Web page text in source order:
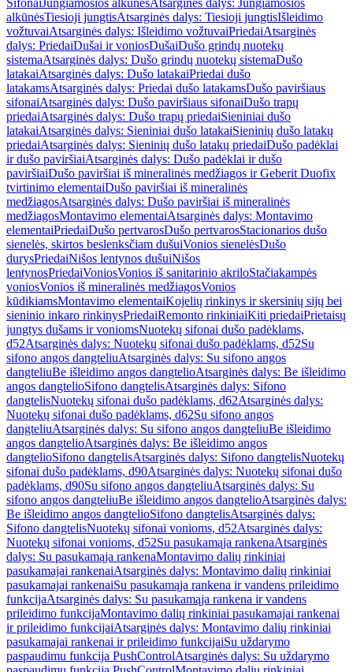
SifonaiJungiamosios alkūnėsAtsarginės dalys: Jungiamosios
alkūnėsTiesioji jungtisAtsarginės dalys: Tiesioji jungtisIšleidimo
vožtuvaiAtsarginės dalys: Išleidimo vožtuvaiPriedaiAtsarginės
dalys: PriedaiDušai ir voniosDušaiDušo grindų nuotekų
sistemaAtsarginės dalys: Dušo grindų nuotekų sistemaDušo
latakaiAtsarginės dalys: Dušo latakaiPriedai dušo
latakamsAtsarginės dalys: Priedai dušo latakamsDušo paviršiaus
sifonaiAtsarginės dalys: Dušo paviršiaus sifonaiDušo trapų
priedaiAtsarginės dalys: Dušo trapų priedaiSieniniai dušo
latakaiAtsarginės dalys: Sieniniai dušo latakaiSieninių dušo latakų
priedaiAtsarginės dalys: Sieninių dušo latakų priedaiDušo padėklai
ir dušo paviršiaiAtsarginės dalys: Dušo padėklai ir dušo
paviršiaiDušo paviršiai iš mineralinės medžiagos ir Geberit Duofix
tvirtinimo elementaiDušo paviršiai iš mineralinės
medžiagosAtsarginės dalys: Dušo paviršiai iš mineralinės
medžiagosMontavimo elementaiAtsarginės dalys: Montavimo
elementaiPriedaiDušo pertvarosDušo pertvarosStacionarios dušo
sienelės, skirtos beslenksčiam dušuiVonios sienelėsDušo
durysPriedaiNišos lentynos dušuiNišos
lentynosPriedaiVoniosVonios iš sanitarinio akriloStačiakampės
voniosVonios iš mineralinės medžiagosVonios
kūdikiamsMontavimo elementaiKojelių rinkinys ir skersinių sijų bei
sieninio inkaro rinkinysPriedaiRemonto rinkiniaiKiti priedaiPrietaisų
jungtys dušams ir voniomsNuotekų sifonai dušo padėklams,
d52Atsarginės dalys: Nuotekų sifonai dušo padėklams, d52Su
sifono angos dangteliuAtsarginės dalys: Su sifono angos
dangteliuBe išleidimo angos dangtelioAtsarginės dalys: Be išleidimo
angos dangtelioSifono dangtelisAtsarginės dalys: Sifono
dangtelisNuotekų sifonai dušo padėklams, d62Atsarginės dalys:
Nuotekų sifonai dušo padėklams, d62Su sifono angos
dangteliuAtsarginės dalys: Su sifono angos dangteliuBe išleidimo
angos dangtelioAtsarginės dalys: Be išleidimo angos
dangtelioSifono dangtelisAtsarginės dalys: Sifono dangtelisNuotekų
sifonai dušo padėklams, d90Atsarginės dalys: Nuotekų sifonai dušo
padėklams, d90Su sifono angos dangteliuAtsarginės dalys: Su
sifono angos dangteliuBe išleidimo angos dangtelioAtsarginės dalys:
Be išleidimo angos dangtelioSifono dangtelisAtsarginės dalys:
Sifono dangtelisNuotekų sifonai vonioms, d52Atsarginės dalys:
Nuotekų sifonai vonioms, d52Su pasukamąja rankenaAtsarginės
dalys: Su pasukamąja rankenaMontavimo dalių rinkiniai
pasukamajai rankenaiAtsarginės dalys: Montavimo dalių rinkiniai
pasukamajai rankenaiSu pasukamąja rankena ir vandens prileidimo
funkcijaAtsarginės dalys: Su pasukamąja rankena ir vandens
prileidimo funkcijaMontavimo dalių rinkiniai pasukamajai rankenai
ir prileidimo funkcijaiAtsarginės dalys: Montavimo dalių rinkiniai
pasukamajai rankenai ir prileidimo funkcijaiSu uždarymo
paspaudimu funkcija PushControlAtsarginės dalys: Su uždarymo